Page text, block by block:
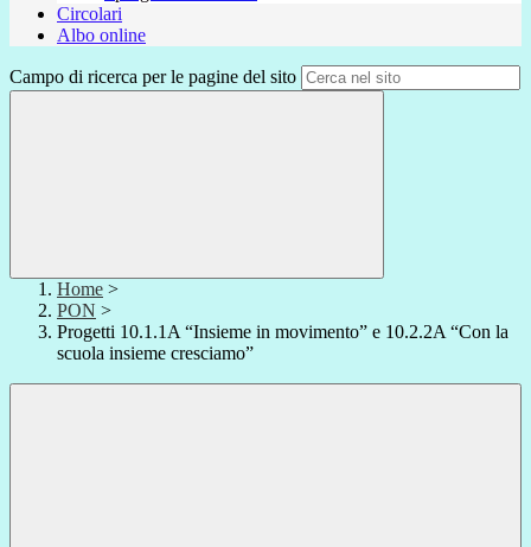
Circolari
Albo online
Campo di ricerca per le pagine del sito
Home >
PON >
Progetti 10.1.1A “Insieme in movimento” e 10.2.2A “Con la
scuola insieme cresciamo”